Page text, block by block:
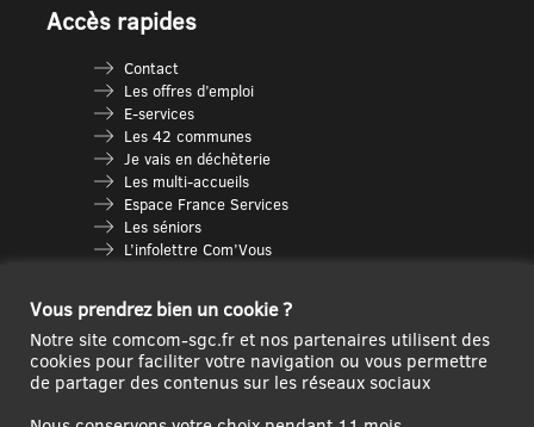
Accès rapides
Contact
Les offres d’emploi
E-services
Les 42 communes
Je vais en déchèterie
Les multi-accueils
Espace France Services
Les séniors
L’infolettre Com’Vous
Vous prendrez bien un cookie ?
Notre site comcom-sgc.fr et nos partenaires utilisent des
cookies pour faciliter votre navigation ou vous permettre
de partager des contenus sur les réseaux sociaux